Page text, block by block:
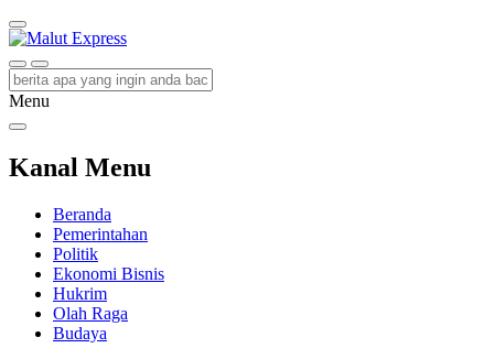
Malut Express
Berita Lebih Cepat
Menu
Kanal Menu
Beranda
Pemerintahan
Politik
Ekonomi Bisnis
Hukrim
Olah Raga
Budaya